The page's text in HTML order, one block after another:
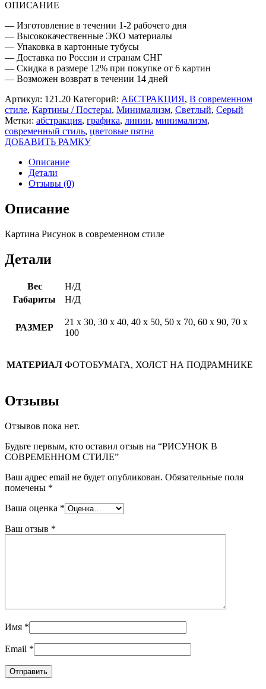
ОПИСАНИЕ
— Изготовление в течении 1-2 рабочего дня
— Высококачественные ЭКО материалы
— Упаковка в картонные тубусы
— Доставка по России и странам СНГ
— Скидка в размере 12% при покупке от 6 картин
— Возможен возврат в течении 14 дней
Артикул: 121.20 Категорий: АБСТРАКЦИЯ, В современном
стиле, Картины / Постеры, Минимализм, Светлый, Серый
Метки: абстракция, графика, линии, минимализм,
современный стиль, цветовые пятна
ДОБАВИТЬ РАМКУ
Описание
Детали
Отзывы (0)
Описание
Картина Рисунок в современном стиле
Детали
Вес
Н/Д
Габариты
Н/Д
РАЗМЕР
21 х 30, 30 х 40, 40 х 50, 50 х 70, 60 х 90, 70 х
100
МАТЕРИАЛ ФОТОБУМАГА, ХОЛСТ НА ПОДРАМНИКЕ
Отзывы
Отзывов пока нет.
Будьте первым, кто оставил отзыв на “РИСУНОК В
СОВРЕМЕННОМ СТИЛЕ”
Ваш адрес email не будет опубликован. Обязательные поля
помечены *
Ваша оценка *
Ваш отзыв *
Имя *
Email *